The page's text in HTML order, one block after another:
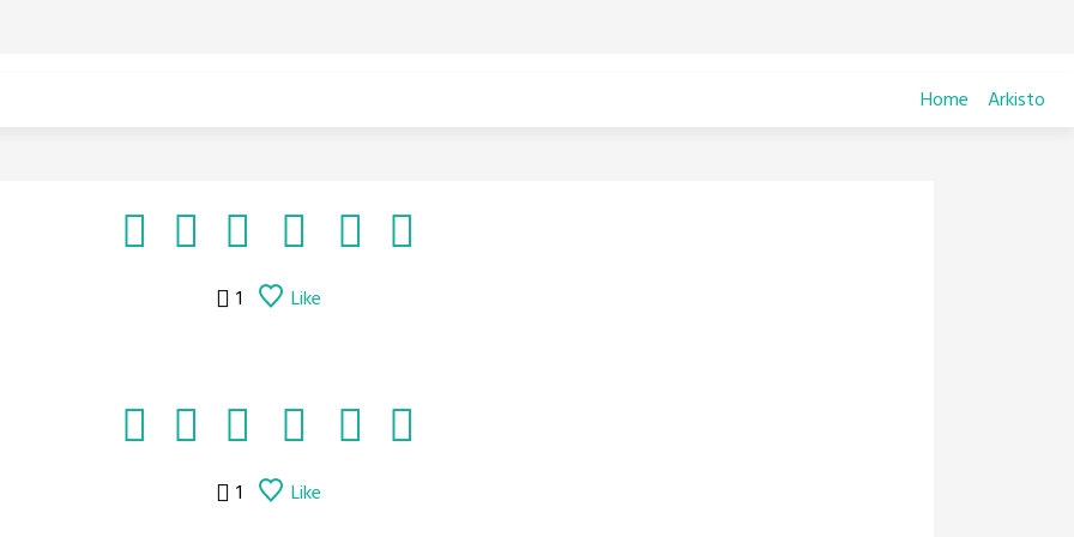
Home Arkisto
1 Like
1 Like